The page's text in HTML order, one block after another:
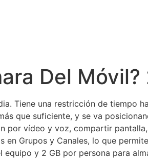
Del
Tiene una restricción de tiempo
que suficiente, y se va
por vídeo y voz, compartir
Grupos y Canales, lo que
y 2 GB por persona para